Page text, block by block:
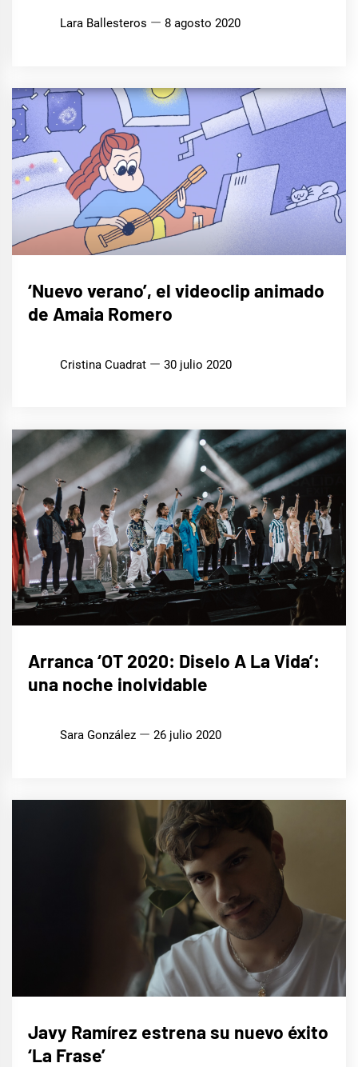
Lara Ballesteros 8 agosto 2020
‘Nuevo verano’, el videoclip animado
de Amaia Romero
Cristina Cuadrat 30 julio 2020
Arranca ‘OT 2020: Diselo A La Vida’:
una noche inolvidable
Sara González 26 julio 2020
Javy Ramírez estrena su nuevo éxito
‘La Frase’